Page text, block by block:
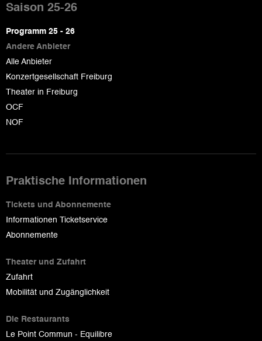
de
page
Saison 25-26
Programm 25 - 26
Andere Anbieter
Alle Anbieter
Konzertgesellschaft Freiburg
Theater in Freiburg
OCF
NOF
Praktische Informationen
Tickets und Abonnemente
Informationen Ticketservice
Abonnemente
Theater und Zufahrt
Zufahrt
Mobilität und Zugänglichkeit
Die Restaurants
Le Point Commun - Equilibre